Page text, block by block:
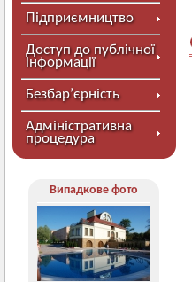
Підприємництво
Доступ до публічної
інформації
Безбар’єрність
Адміністративна
процедура
Випадкове фото